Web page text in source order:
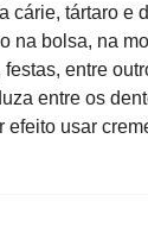
cárie, tártaro e
na bolsa, na
entre
entre os
efeito usar